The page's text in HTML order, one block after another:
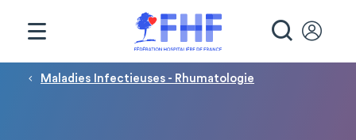
Fil d'Ariane
Maladies Infectieuses - Rhumatologie
Panneau de gestion des cookies